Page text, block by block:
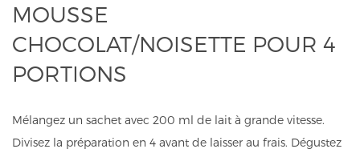
MOUSSE
CHOCOLAT/NOISETTE POUR 4
PORTIONS
Mélangez un sachet avec 200 ml de lait à grande vitesse.
Divisez la préparation en 4 avant de laisser au frais. Dégustez